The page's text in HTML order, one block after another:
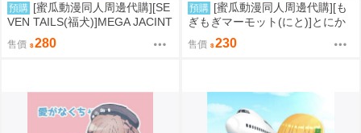
預購 [蜜瓜動漫同人周邊代購][SE
VEN TAILS(福犬)]MEGA JACINT
HE(寶可夢)(同人誌)
售價 280
預購 [蜜瓜動漫同人周邊代購][も
ぎもぎマーモット(にと)]とにか
く脱ぎたいジョンストン(艦隊收
藏)(同人誌)
售價 230